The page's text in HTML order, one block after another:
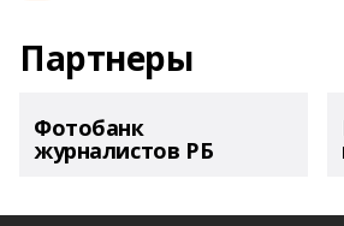
Партнеры
Фотобанк
журналистов РБ